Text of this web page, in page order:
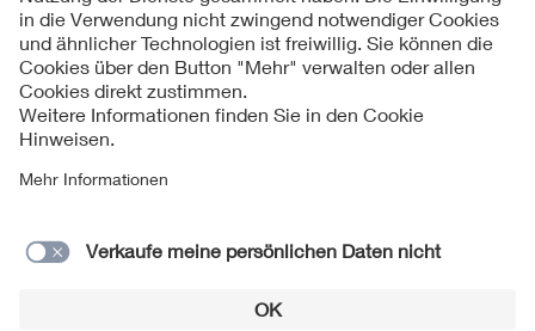
Kontakte
Service
Impressum
Datenschutzinformationen
Cookie Hinweise
Lieferantenportal
© 2026 VDE Verband der Elektrotechnik Elektronik